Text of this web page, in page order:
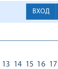
ВХОД
13
14 15 16 17